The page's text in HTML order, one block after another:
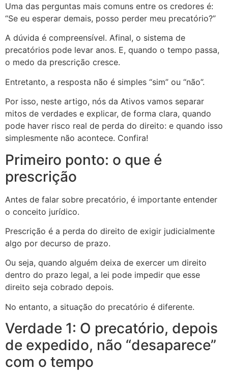
Uma das perguntas mais comuns entre os credores é:
“Se eu esperar demais, posso perder meu precatório?”
A dúvida é compreensível. Afinal, o sistema de
precatórios pode levar anos. E, quando o tempo passa,
o medo da prescrição cresce.
Entretanto, a resposta não é simples “sim” ou “não”.
Por isso, neste artigo, nós da Ativos vamos separar
mitos de verdades e explicar, de forma clara, quando
pode haver risco real de perda do direito: e quando isso
simplesmente não acontece. Confira!
Primeiro ponto: o que é
prescrição
Antes de falar sobre precatório, é importante entender
o conceito jurídico.
Prescrição é a perda do direito de exigir judicialmente
algo por decurso de prazo.
Ou seja, quando alguém deixa de exercer um direito
dentro do prazo legal, a lei pode impedir que esse
direito seja cobrado depois.
No entanto, a situação do precatório é diferente.
Verdade 1: O precatório, depois
de expedido, não “desaparece”
com o tempo